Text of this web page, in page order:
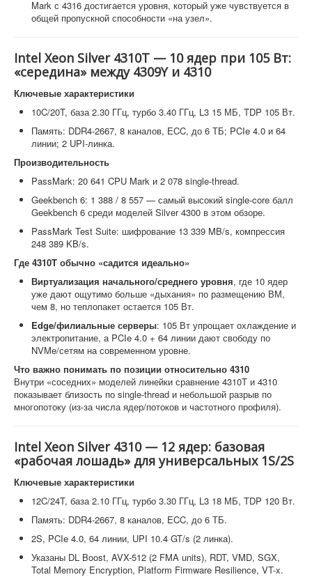
Mark с 4316 достигается уровня, который уже чувствуется в
общей пропускной способности «на узел».
Intel Xeon Silver 4310T — 10 ядер при 105 Вт:
«середина» между 4309Y и 4310
Ключевые характеристики
10C/20T, база 2.30 ГГц, турбо 3.40 ГГц, L3 15 МБ, TDP 105 Вт.
Память: DDR4-2667, 8 каналов, ECC, до 6 ТБ; PCIe 4.0 и 64
линии; 2 UPI-линка.
Производительность
PassMark: 20 641 CPU Mark и 2 078 single-thread.
Geekbench 6: 1 388 / 8 557 — самый высокий single-core балл
Geekbench 6 среди моделей Silver 4300 в этом обзоре.
PassMark Test Suite: шифрование 13 339 MB/s, компрессия
248 389 KB/s.
Где 4310T обычно «садится идеально»
Виртуализация начального/среднего уровня, где 10 ядер
уже дают ощутимо больше «дыхания» по размещению ВМ,
чем 8, но теплопакет остается 105 Вт.
Edge/филиальные серверы: 105 Вт упрощает охлаждение и
электропитание, а PCIe 4.0 + 64 линии дают свободу по
NVMe/сетям на современном уровне.
Что важно понимать по позиции относительно 4310
Внутри «соседних» моделей линейки сравнение 4310T и 4310
показывает близость по single-thread и небольшой разрыв по
многопотоку (из-за числа ядер/потоков и частотного профиля).
Intel Xeon Silver 4310 — 12 ядер: базовая
«рабочая лошадь» для универсальных 1S/2S
Ключевые характеристики
12C/24T, база 2.10 ГГц, турбо 3.30 ГГц, L3 18 МБ, TDP 120 Вт.
Память: DDR4-2667, 8 каналов, ECC, до 6 ТБ.
2S, PCIe 4.0, 64 линии, UPI 10.4 GT/s (2 линка).
Указаны DL Boost, AVX-512 (2 FMA units), RDT, VMD, SGX,
Total Memory Encryption, Platform Firmware Resilience, VT-x.